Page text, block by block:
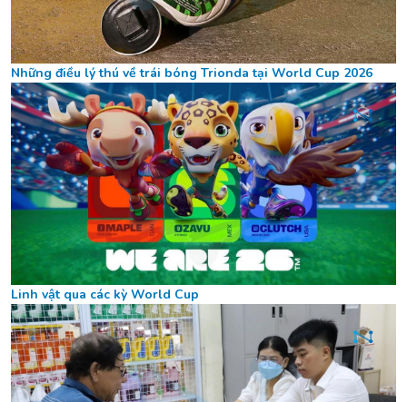
Những điều lý thú về trái bóng Trionda tại World Cup 2026
Linh vật qua các kỳ World Cup